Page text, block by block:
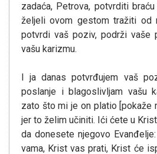
zadaća, Petrova, potvrditi
željeli ovom gestom tražiti od
potvrdi vaš poziv, podrži vaše
vašu karizmu.
I ja danas potvrđujem vaš
poslanje i blagoslivljam vašu
zato što mi je on platio [pokaže
jer to želim učiniti. Ići ćete u
da donesete njegovo
vama, Krist vas prati, Krist će